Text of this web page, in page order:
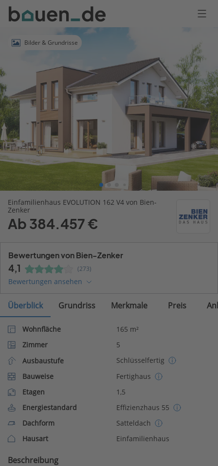
Bauen
Logo
Anmelden
Bilder & Grundrisse
Einfamilienhaus EVOLUTION 162 V4 von Bien-
Zenker
Ab 384.457 €
Bewertungen von Bien-Zenker
4,1 (273)
Bewertungen ansehen
Überblick Grundriss Merkmale Preis
Wohnfläche
165 m²
Zimmer
5
Ausbaustufe
Schlüsselfertig
Bauweise
Fertighaus
Etagen
1,5
Energiestandard
Effizienzhaus 55
Dachform
Satteldach
Hausart
Einfamilienhaus
Beschreibung